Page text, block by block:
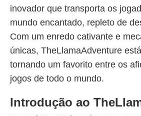
inovador que transporta os
mundo encantado, repleto de
Com um enredo cativante e
únicas, TheLlamaAdventure
tornando um favorito entre os
jogos de todo o mundo.
Introdução ao